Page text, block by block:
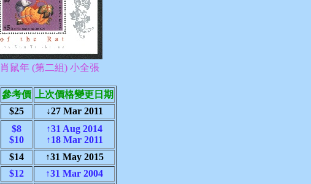
鼠年 (第二組) 小全張
參考價
上次價格變更日期
$25
↓27 Mar 2011
$8
$10
↑31 Aug 2014
↑18 Mar 2011
$14
↑31 May 2015
$12
↑31 Mar 2004